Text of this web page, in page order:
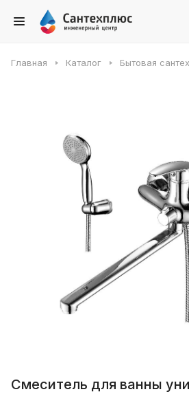
Главная Каталог Бытовая
Смеситель для ванны